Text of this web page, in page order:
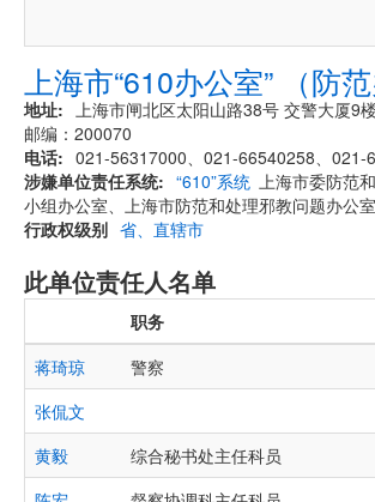
上海市“610办公室” （防范
地址
上海市闸北区太阳山路38号 交警大厦9楼
邮编：200070
电话
021-56317000、021-66540258、021-
涉嫌单位责任系统
“610”系统 上海市委防范
小组办公室、上海市防范和处理邪教问题办公室
行政权级别 省、直辖市
此单位责任人名单
职务
蒋琦琼
警察
张侃文
黄毅
综合秘书处主任科员